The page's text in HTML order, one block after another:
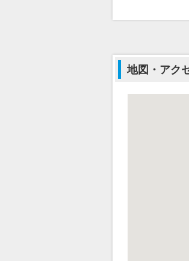
地図・アク